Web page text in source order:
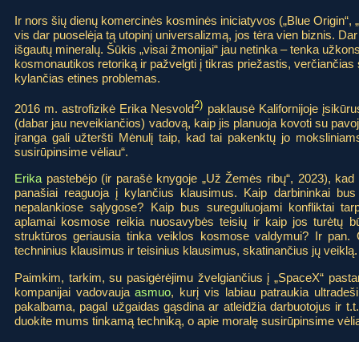
Ir nors šių dienų komercinės kosminės iniciatyvos („Blue Origin“,
vis dar puoselėja tą utopinį universalizmą, jos tėra vien biznis.
išgautų mineralų. Šūkis „visai žmonijai“ jau netinka – tenka
kosmonautikos retoriką ir pažvelgti į tikras priežastis,
kylančias etines problemas.
2016 m. astrofizikė Erika Nesvold2) paklausė Kalifornijoje
(dabar jau neveikiančios) vadovą, kaip jis planuoja kovoti su
įranga gali užteršti Mėnulį taip, kad tai pakenktų jo
susirūpinsime vėliau“.
Erika pastebėjo (ir parašė knygoje „Už Žemės ribų“, 2023),
panašiai reaguoja į kylančius klausimus. Kaip darbininkai
nepalankiose sąlygose? Kaip bus sureguliuojami konfliktai
aplamai kosmose reikia nuosavybės teisių ir kaip jos turėtų
struktūros geriausia tinka veiklos kosmose valdymui? Ir
techninius klausimus ir teisinius klausimus, skatinančius jų veiklą.
Paimkim, tarkim, su pasigėrėjimu žvelgiančius į „SpaceX“
kompanijai vadovaujaasmuo, kurį vis labiau patraukia
pakalbama, pagal užgaidas gąsdina ar atleidžia darbuotojus ir
duokite mums tinkamą techniką, o apie moralę susirūpinsime